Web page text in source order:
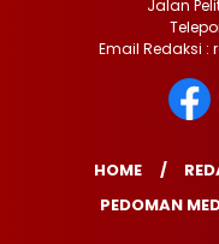
Jalan
Email Redaksi
HOME
PEDOMAN